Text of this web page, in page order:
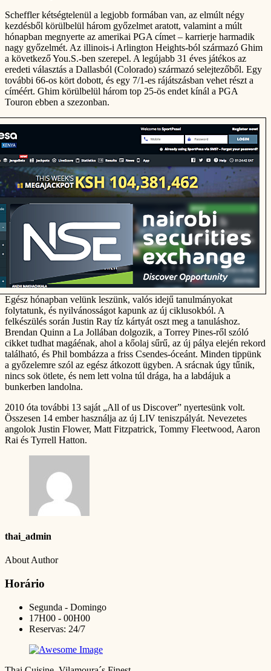
Scheffler kétségtelenül a legjobb formában van, az elmúlt négy
kezdésből körülbelül három győzelmet aratott, valamint a múlt
hónapban megnyerte az amerikai PGA címet – karrierje harmadik
nagy győzelmét. Az illinois-i Arlington Heights-ból származó Ghim
a következő You.S.-ben szerepel. A legújabb 31 éves játékos az
eredeti választás a Dallasból (Colorado) származó selejtezőből. Egy
további 66-os kört dobott, és egy 7/1-es rájátszásban vehet részt a
címéért. Ghim körülbelül három top 25-ös endet kínál a PGA
Touron ebben a szezonban.
Egész hónapban velünk leszünk, valós idejű tanulmányokat
folytatunk, és nyilvánosságot kapunk az új ciklusokból. A
felkészülés során Justin Ray tíz kártyát oszt meg a tanuláshoz.
Brendan Quinn a La Jollában dolgozik, a Torrey Pines-ről szóló
cikket tudhat magáénak, ahol a kőolaj sűrű, az új pálya elején rekord
található, és Phil bombázza a friss Csendes-óceánt. Minden tippünk
a győzelemre szól az egész átkozott ügyben. A srácnak úgy tűnik,
nincs sok ötlete, és nem lett volna túl drága, ha a labdájuk a
bunkerben landolna.
2010 óta további 13 saját „All of us Discover” nyertesünk volt.
Összesen 14 ember használja az új LIV teniszpályát. Nevezetes
angolok Justin Flower, Matt Fitzpatrick, Tommy Fleetwood, Aaron
Rai és Tyrrell Hatton.
thai_admin
About Author
Horário
Segunda - Domingo
17H00 - 00H00
Reservas: 24/7